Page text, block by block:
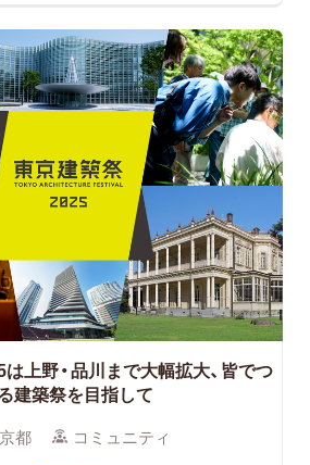
は上野・品川まで大幅拡大、皆でつ
建築祭を目指して
都 コミュニティ